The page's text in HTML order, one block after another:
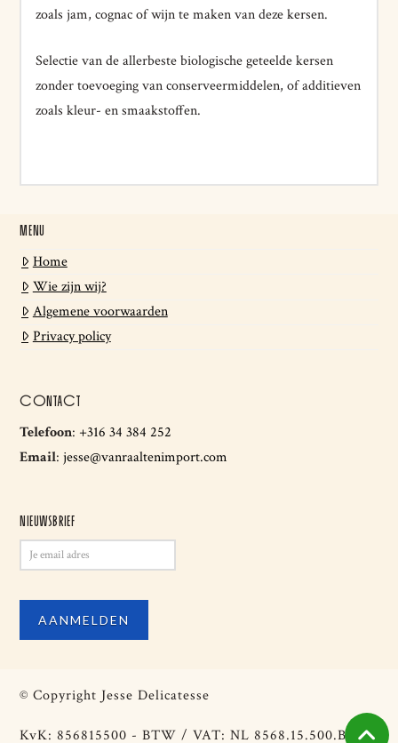
zoals jam, cognac of wijn te maken van deze kersen.
Selectie van de allerbeste biologische geteelde kersen
zonder toevoeging van conserveermiddelen, of additieven
zoals kleur- en smaakstoffen.
MENU
Home
Wie zijn wij?
Algemene voorwaarden
Privacy policy
CONTACT
Telefoon: +316 34 384 252
Email:jesse@vanraaltenimport.com
NIEUWSBRIEF
© Copyright Jesse Delicatesse
KvK: 856815500 - BTW / VAT: NL 8568.15.500.B01